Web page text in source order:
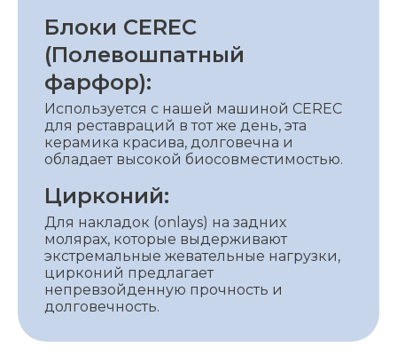
Блоки CEREC
(Полевошпатный
фарфор):
Используется с нашей машиной CEREC
для реставраций в тот же день, эта
керамика красива, долговечна и
обладает высокой биосовместимостью.
Цирконий:
Для накладок (onlays) на задних
молярах, которые выдерживают
экстремальные жевательные нагрузки,
цирконий предлагает
непревзойденную прочность и
долговечность.